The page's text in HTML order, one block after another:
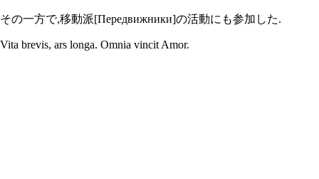
その一方で,移動派[Передвижники]の活動にも参加した.
Vita brevis, ars longa. Omnia vincit Amor.